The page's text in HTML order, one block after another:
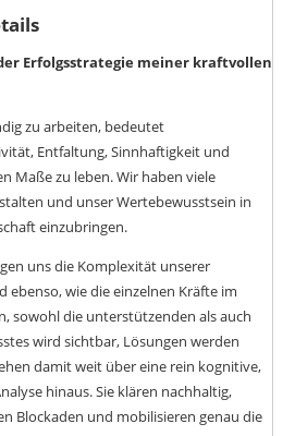
Erfolgsstrategie meiner kraftvollen
zu arbeiten, bedeutet
Entfaltung, Sinnhaftigkeit und
Maße zu leben. Wir haben viele
und unser Wertebewusstsein in
einzubringen.
uns die Komplexität unserer
ebenso, wie die einzelnen Kräfte im
sowohl die unterstützenden als auch
wird sichtbar, Lösungen werden
damit weit über eine rein kognitive,
hinaus. Sie klären nachhaltig,
Blockaden und mobilisieren genau die